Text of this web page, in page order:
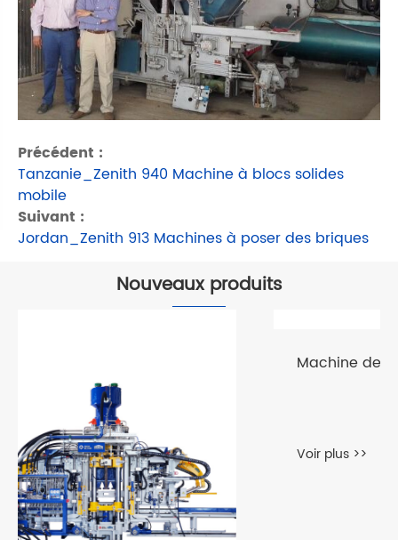
Précédent :
Tanzanie_Zenith 940 Machine à blocs solides
mobile
Suivant :
Jordan_Zenith 913 Machines à poser des briques
Nouveaux produits